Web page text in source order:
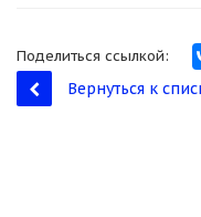
Поделиться ссылкой:
Вернуться к